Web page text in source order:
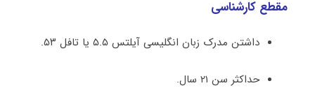
مقطع کارشناسی
داشتن مدرک زبان انگلیسی آیلتس ۵.۵ یا تافل ۵۳.
حداکثر سن ۲۱ سال.